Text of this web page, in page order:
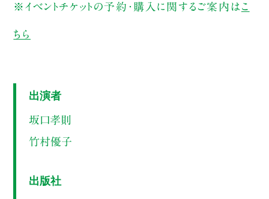
※イベントチケットの予約・購入に関するご案内は こ
ちら
出演者
坂口孝則
竹村優子
出版社